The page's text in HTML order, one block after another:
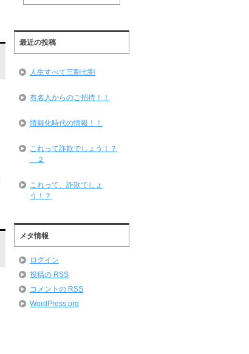
最近の投稿
人生すべて三割七割
有名人からのご招待！！
情報化時代の情報！！
これって詐欺でしょう！？
＿２
これって、詐欺でしょ
う！？
メタ情報
ログイン
投稿の RSS
コメントの RSS
WordPress.org